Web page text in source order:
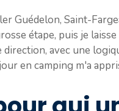
Guédelon, Saint-
étape, puis je
direction, avec une
en camping m'a